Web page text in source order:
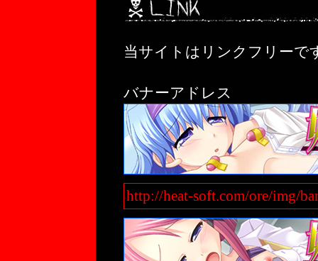
当サイトはリンクフリーで
バナーアドレス
http://heat-soft.com/ore/img/